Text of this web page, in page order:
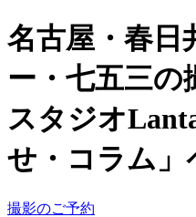
名古屋・春日
ー・七五三の
スタジオ
せ・コラム」
撮影のご予約